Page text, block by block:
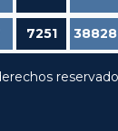
7251 38828